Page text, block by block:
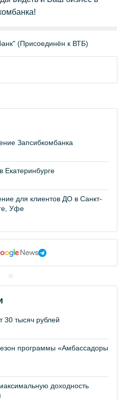
(Присоединён к ВТБ)
Запсибкомбанка
Екатеринбурге
для клиентов ДО в Санкт-
Уфе
тысяч рублей
программы «Амбассадоры
доходность